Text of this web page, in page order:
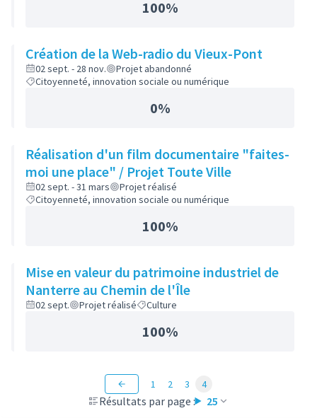
100%
Création de la Web-radio du Vieux-Pont
02 sept. - 28 nov.
Projet abandonné
Citoyenneté, innovation sociale ou numérique
0%
Réalisation d'un film documentaire "faites-
moi une place" / Projet Toute Ville
02 sept. - 31 mars
Projet réalisé
Citoyenneté, innovation sociale ou numérique
100%
Mise en valeur du patrimoine industriel de
Nanterre au Chemin de l'Île
02 sept. Projet réalisé Culture
100%
Résultats par page : 25
1 2 3 4